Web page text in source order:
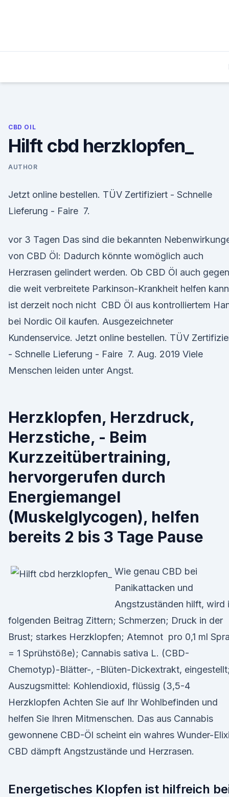
CBD OIL
Hilft cbd herzklopfen_
AUTHOR
Jetzt online bestellen. TÜV Zertifiziert - Schnelle
Lieferung - Faire 7.
vor 3 Tagen Das sind die bekannten
von CBD Öl: Dadurch könnte womöglich auch
Herzrasen gelindert werden. Ob CBD Öl auch gegen
die weit verbreitete Parkinson-Krankheit helfen
ist derzeit noch nicht CBD Öl aus kontrolliertem
bei Nordic Oil kaufen. Ausgezeichneter
Kundenservice. Jetzt online bestellen. TÜV
- Schnelle Lieferung - Faire 7. Aug. 2019 Viele
Menschen leiden unter Angst.
Herzklopfen, Herzdruck,
Herzstiche, - Beim
Kurzzeitübertraining,
hervorgerufen durch
Energiemangel
(Muskelglycogen), helfen
bereits 2 bis 3 Tage Pause
Wie genau CBD bei
Panikattacken und
Angstzuständen hilft, wird
folgenden Beitrag Zittern; Schmerzen; Druck in der
Brust; starkes Herzklopfen; Atemnot pro 0,1 ml
= 1 Sprühstöße); Cannabis sativa L. (CBD-
Chemotyp)-Blätter-, -Blüten-Dickextrakt, eingestellt;
Auszugsmittel: Kohlendioxid, flüssig (3,5-4
Herzklopfen Achten Sie auf Ihr Wohlbefinden und
helfen Sie Ihren Mitmenschen. Das aus Cannabis
gewonnene CBD-Öl scheint ein wahres Wunder-
CBD dämpft Angstzustände und Herzrasen.
Energetisches Klopfen ist hilfreich